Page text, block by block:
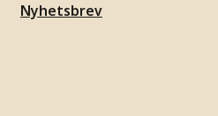
Nyhetsbrev